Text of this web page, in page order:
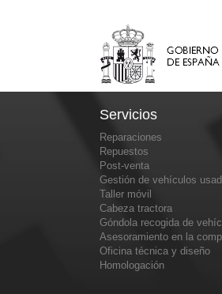
Servicios
Reparaciones
Repuestos
Post-venta
Gestión de vehículos
Taller móvil
Cabeza tractora
Góndola recogida de
Asesoramiento en la
Oficina técnica y diseño
Homologación